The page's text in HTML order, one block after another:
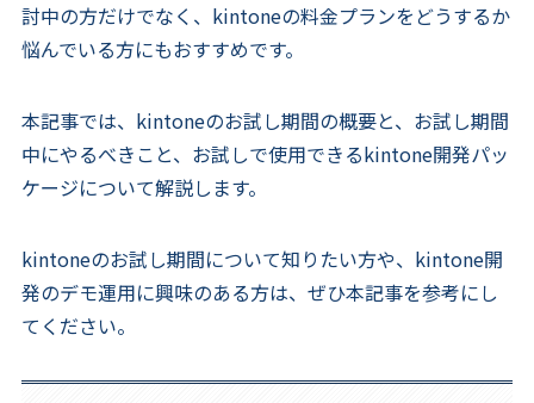
討中の方だけでなく、kintoneの料金プランをどうするか
悩んでいる方にもおすすめです。
本記事では、kintoneのお試し期間の概要と、お試し期間
中にやるべきこと、お試しで使用できるkintone開発パッ
ケージについて解説します。
kintoneのお試し期間について知りたい方や、kintone開
発のデモ運用に興味のある方は、ぜひ本記事を参考にし
てください。